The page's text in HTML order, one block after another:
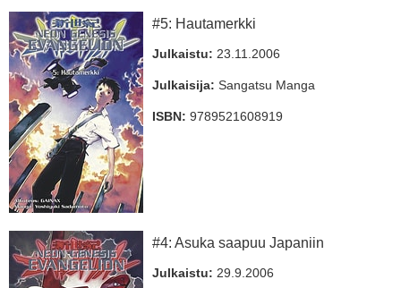
#5: Hautamerkki
Julkaistu: 23.11.2006
Julkaisija: Sangatsu Manga
ISBN: 9789521608919
#4: Asuka saapuu Japaniin
Julkaistu: 29.9.2006